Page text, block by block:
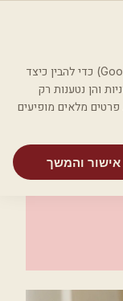
אנו משתמשים בעוגיות אנליטיקה (Google Analytics) כדי להבין כיצד
והן נטענות רק
מלאים מופיעים
אישור והמשך